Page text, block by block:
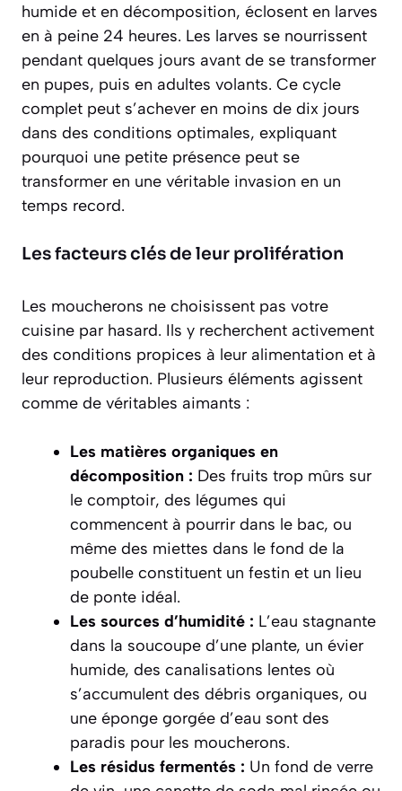
humide et en décomposition, éclosent en larves
en à peine 24 heures. Les larves se nourrissent
pendant quelques jours avant de se transformer
en pupes, puis en adultes volants. Ce cycle
complet peut s’achever en moins de dix jours
dans des conditions optimales, expliquant
pourquoi une petite présence peut se
transformer en une véritable invasion en un
temps record.
Les facteurs clés de leur prolifération
Les moucherons ne choisissent pas votre
cuisine par hasard. Ils y recherchent activement
des conditions propices à leur alimentation et à
leur reproduction. Plusieurs éléments agissent
comme de véritables aimants :
Les matières organiques en
décomposition : Des fruits trop mûrs sur
le comptoir, des légumes qui
commencent à pourrir dans le bac, ou
même des miettes dans le fond de la
poubelle constituent un festin et un lieu
de ponte idéal.
Les sources d’humidité : L’eau stagnante
dans la soucoupe d’une plante, un évier
humide, des canalisations lentes où
s’accumulent des débris organiques, ou
une éponge gorgée d’eau sont des
paradis pour les moucherons.
Les résidus fermentés : Un fond de verre